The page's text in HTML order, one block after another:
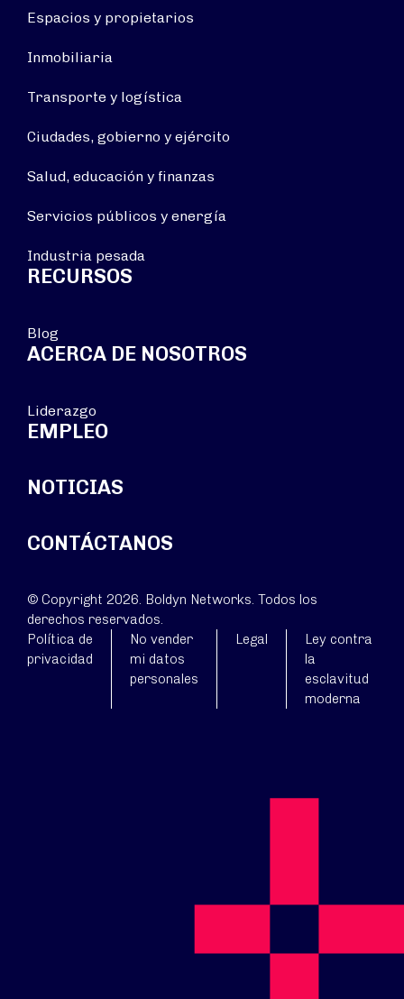
Espacios y propietarios
Inmobiliaria
Transporte y logística
Ciudades, gobierno y ejército
Salud, educación y finanzas
Servicios públicos y energía
Industria pesada
RECURSOS
Blog
ACERCA DE NOSOTROS
Liderazgo
EMPLEO
NOTICIAS
CONTÁCTANOS
© Copyright 2026. Boldyn Networks. Todos los
derechos reservados.
Política de
privacidad
No vender
mi datos
personales
Legal
Ley contra
la
esclavitud
moderna